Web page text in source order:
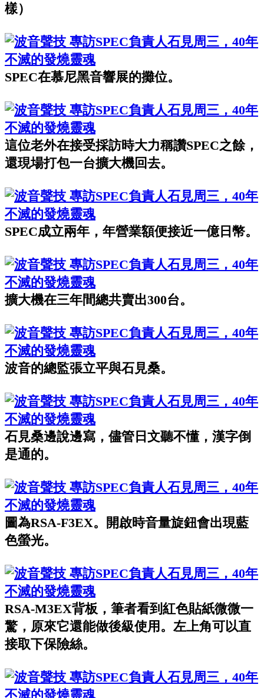
樣）
SPEC在慕尼黑音響展的攤位。
這位老外在接受採訪時大力稱讚SPEC之餘，
還現場打包一台擴大機回去。
SPEC成立兩年，年營業額便接近一億日幣。
擴大機在三年間總共賣出300台。
波音的總監張立平與石見桑。
石見桑邊說邊寫，儘管日文聽不懂，漢字倒
是通的。
圖為RSA-F3EX。開啟時音量旋鈕會出現藍
色螢光。
RSA-M3EX背板，筆者看到紅色貼紙微微一
驚，原來它還能做後級使用。左上角可以直
接取下保險絲。